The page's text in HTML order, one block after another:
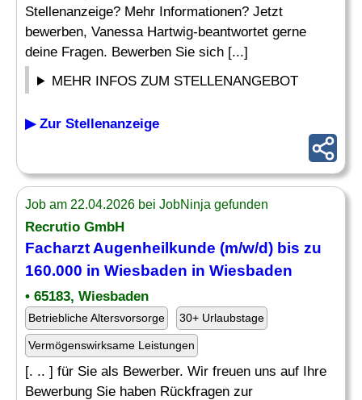
Stellenanzeige? Mehr Informationen? Jetzt
bewerben, Vanessa Hartwig-beantwortet gerne
deine Fragen. Bewerben Sie sich [...]
MEHR INFOS ZUM STELLENANGEBOT
▶ Zur Stellenanzeige
Job am 22.04.2026 bei JobNinja gefunden
Recrutio GmbH
Facharzt Augenheilkunde (m/w/d) bis zu
160.000 in Wiesbaden in Wiesbaden
• 65183, Wiesbaden
Betriebliche Altersvorsorge 30+ Urlaubstage
Vermögenswirksame Leistungen
[. .. ] für Sie als Bewerber. Wir freuen uns auf Ihre
Bewerbung Sie haben Rückfragen zur